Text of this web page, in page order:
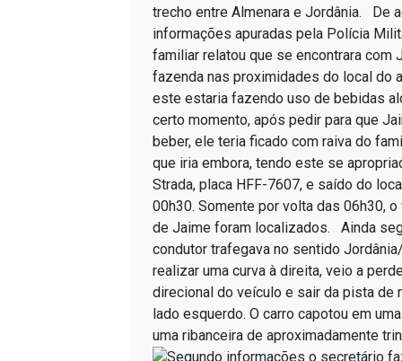
trecho entre Almenara e Jordânia. De
informações apuradas pela Polícia
familiar relatou que se encontrara com
fazenda nas proximidades do local do
este estaria fazendo uso de bebidas
certo momento, após pedir para que
beber, ele teria ficado com raiva do
que iria embora, tendo este se
Strada, placa HFF-7607, e saído do
00h30. Somente por volta das 06h30,
de Jaime foram localizados. Ainda
condutor trafegava no sentido
realizar uma curva à direita, veio a
direcional do veículo e sair da pista de
lado esquerdo. O carro capotou em
uma ribanceira de aproximadamente